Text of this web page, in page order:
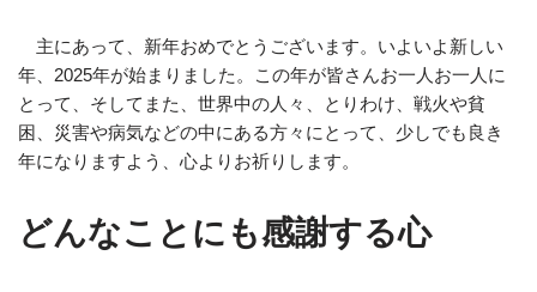
主にあって、新年おめでとうございます。いよいよ新しい
年、2025年が始まりました。この年が皆さんお一人お一人に
とって、そしてまた、世界中の人々、とりわけ、戦火や貧
困、災害や病気などの中にある方々にとって、少しでも良き
年になりますよう、心よりお祈りします。
どんなことにも感謝する心